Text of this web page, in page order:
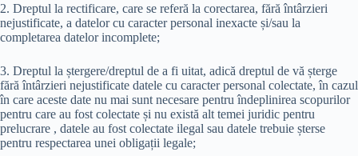
2. Dreptul la rectificare, care se referă la corectarea, fără întârzieri
nejustificate, a datelor cu caracter personal inexacte și/sau la
completarea datelor incomplete;
3. Dreptul la ștergere/dreptul de a fi uitat, adică dreptul de vă șterge
fără întârzieri nejustificate datele cu caracter personal colectate, în cazul
în care aceste date nu mai sunt necesare pentru îndeplinirea scopurilor
pentru care au fost colectate și nu există alt temei juridic pentru
prelucrare , datele au fost colectate ilegal sau datele trebuie șterse
pentru respectarea unei obligații legale;